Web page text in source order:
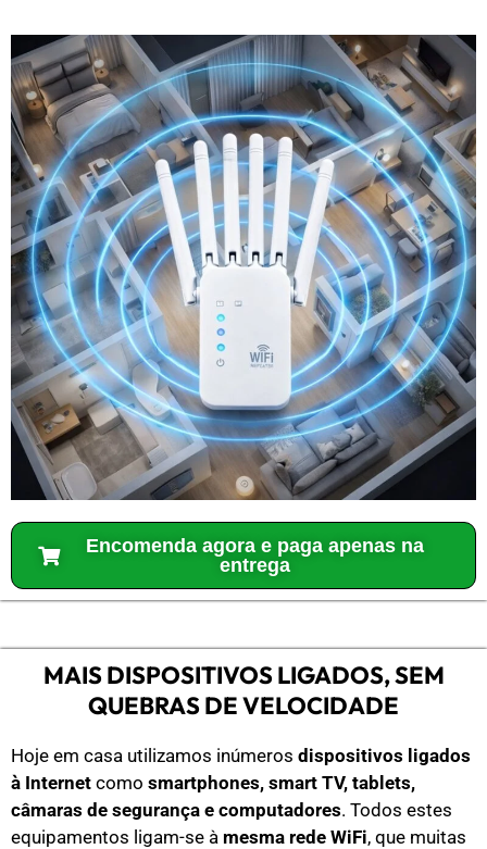
Encomenda agora e paga apenas na
entrega
MAIS DISPOSITIVOS LIGADOS, SEM
QUEBRAS DE VELOCIDADE
Hoje em casa utilizamos inúmeros dispositivos ligados
à Internet como smartphones, smart TV, tablets,
câmaras de segurança e computadores. Todos estes
equipamentos ligam-se à mesma rede WiFi, que muitas